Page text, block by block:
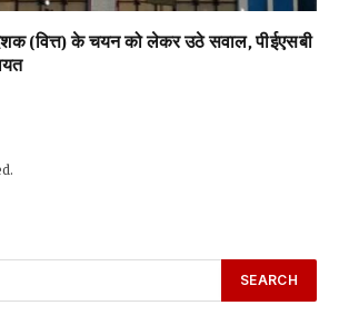
(वित्त) के चयन को लेकर उठे सवाल, पीईएसबी